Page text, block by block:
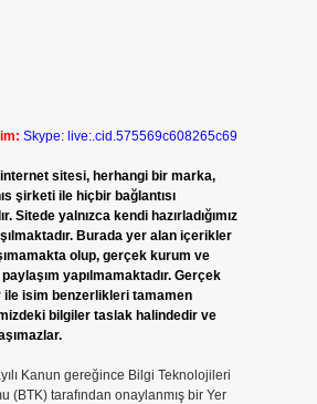
Skype: live:.cid.575569c608265c69
sitesi, herhangi bir marka,
şirketi ile hiçbir bağlantısı
Sitede yalnızca kendi hazırladığımız
Burada yer alan içerikler
olup, gerçek kurum ve
yapılmamaktadır. Gerçek
ile isim benzerlikleri tamamen
bilgiler taslak halindedir ve
Kanun gereğince Bilgi Teknolojileri
(BTK) tarafından onaylanmış bir Yer